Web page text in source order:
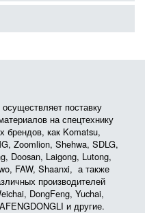
поставку
на спецтехнику
брендов, как Komatsu,
Zoomlion, Shehwa, SDLG,
Doosan, Laigong, Lutong,
FAW, Shaanxi, а также
производителей
DongFeng, Yuchai,
и другие.